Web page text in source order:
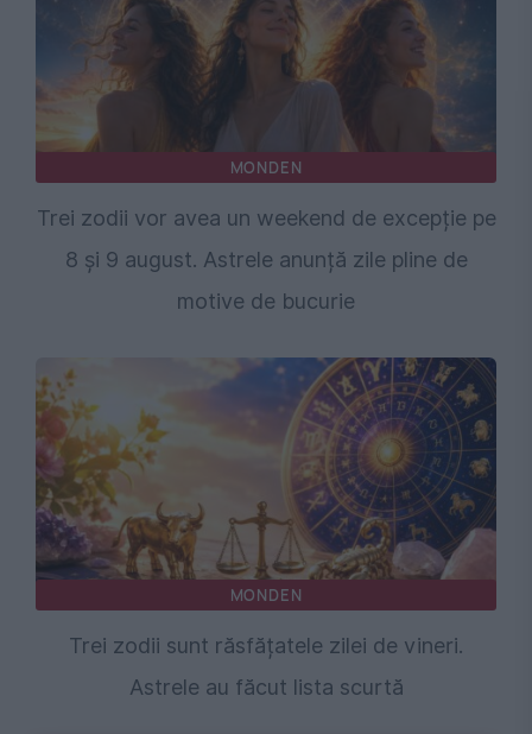
MONDEN
Trei zodii vor avea un weekend de excepție pe
8 și 9 august. Astrele anunță zile pline de
motive de bucurie
MONDEN
Trei zodii sunt răsfățatele zilei de vineri.
Astrele au făcut lista scurtă